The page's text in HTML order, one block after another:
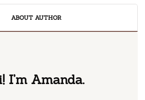
ABOUT AUTHOR
I’m Amanda.